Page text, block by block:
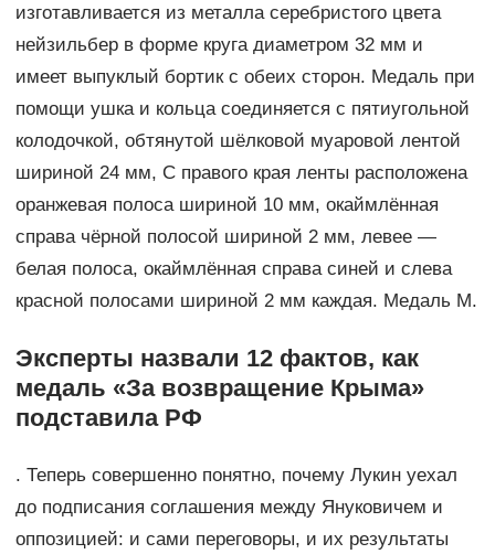
изготавливается из металла серебристого цвета
нейзильбер в форме круга диаметром 32 мм и
имеет выпуклый бортик с обеих сторон. Медаль при
помощи ушка и кольца соединяется с пятиугольной
колодочкой, обтянутой шёлковой муаровой лентой
шириной 24 мм, С правого края ленты расположена
оранжевая полоса шириной 10 мм, окаймлённая
справа чёрной полосой шириной 2 мм, левее —
белая полоса, окаймлённая справа синей и слева
красной полосами шириной 2 мм каждая. Медаль М.
Эксперты назвали 12 фактов, как
медаль «За возвращение Крыма»
подставила РФ
. Теперь совершенно понятно, почему Лукин уехал
до подписания соглашения между Януковичем и
оппозицией: и сами переговоры, и их результаты